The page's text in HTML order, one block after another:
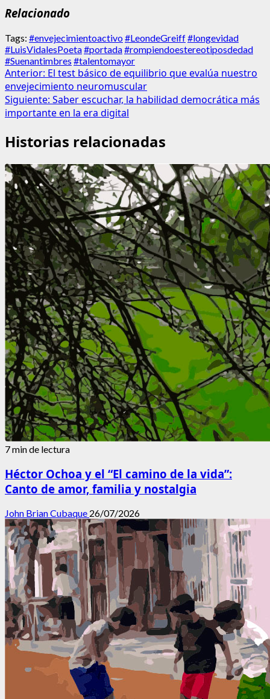
Relacionado
Tags: #envejecimientoactivo#LeondeGreiff#longevidad
#LuisVidalesPoeta#portada#rompiendoestereotiposdedad
#Suenantimbres #talentomayor
Navegación
de
entradas
Anterior: El test básico de equilibrio que evalúa nuestro
envejecimiento neuromuscular
Siguiente: Saber escuchar, la habilidad democrática más
importante en la era digital
Historias relacionadas
7 min de lectura
Héctor Ochoa y el “El camino de la vida”:
Canto de amor, familia y nostalgia
John Brian Cubaque 26/07/2026